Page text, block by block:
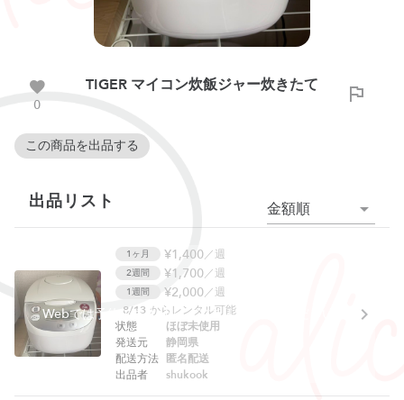
0
TIGER マイコン炊飯ジャー炊きたて
この商品を出品する
出品リスト 金額順
Webでは予約できません。アプリをご利用ください。
1ヶ月 ¥1,400／週
2週間 ¥1,700／週
1週間 ¥2,000／週
8/13 からレンタル可能
状態
発送元
配送方法
出品者
ほぼ未使用
静岡県
匿名配送
shukook